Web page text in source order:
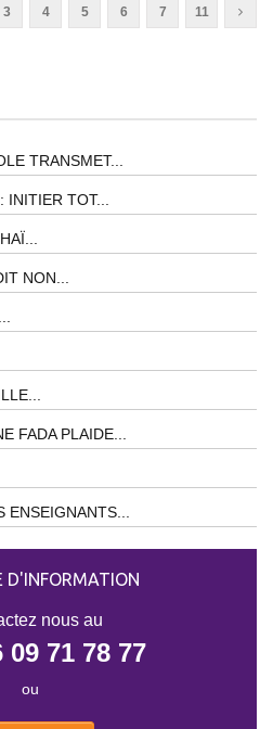
3 4 5 6 7 11
TRANSMET...
TOT...
NON...
FADA PLAIDE...
D'INFORMATION
nous au
09 71 78 77
ou